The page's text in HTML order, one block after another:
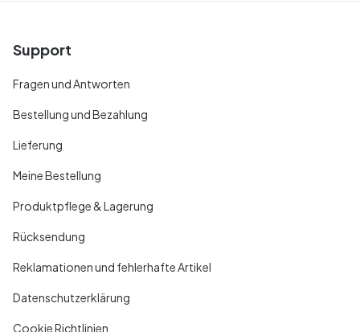
Support
Fragen und Antworten
Bestellung und Bezahlung
Lieferung
Meine Bestellung
Produktpflege & Lagerung
Rücksendung
Reklamationen und fehlerhafte Artikel
Datenschutzerklärung
Cookie Richtlinien